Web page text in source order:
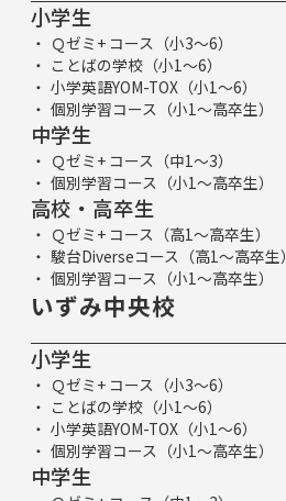
小学生
Ｑゼミ+ コース（小3～6）
ことばの学校（小1～6）
小学英語YOM-TOX（小1～6）
個別学習コース（小1～高卒生）
中学生
Ｑゼミ+ コース（中1～3）
個別学習コース（小1～高卒生）
高校・高卒生
Ｑゼミ+ コース（高1～高卒生）
駿台Diverseコース（高1～高卒生）
個別学習コース（小1～高卒生）
いずみ中央校
小学生
Ｑゼミ+ コース（小3～6）
ことばの学校（小1～6）
小学英語YOM-TOX（小1～6）
個別学習コース（小1～高卒生）
中学生